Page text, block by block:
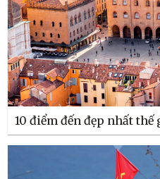
10 điểm đến đẹp nhất thế